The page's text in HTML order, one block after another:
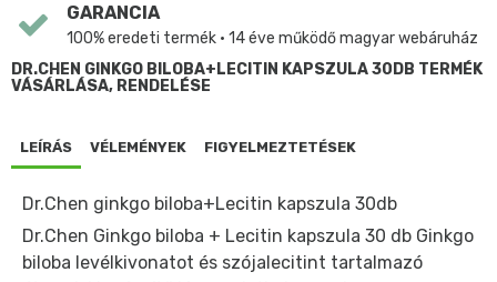
GARANCIA
100% eredeti termék • 14 éve működő magyar webáruház
DR.CHEN GINKGO BILOBA+LECITIN KAPSZULA 30DB TERMÉK
VÁSÁRLÁSA, RENDELÉSE
LEÍRÁS VÉLEMÉNYEK FIGYELMEZTETÉSEK
Dr.Chen ginkgo biloba+Lecitin kapszula 30db
Dr.Chen Ginkgo biloba + Lecitin kapszula 30 db Ginkgo
biloba levélkivonatot és szójalecitint tartalmazó